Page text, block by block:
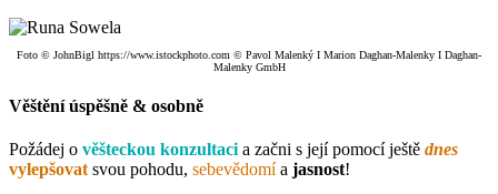
Foto © JohnBigl https://www.istockphoto.com © Pavol Malenký I Marion Daghan-Malenky I Daghan-
Malenky GmbH
Věštěníúspěšně & osobně
Požádej o věšteckou konzultaci a začni s její pomocí ještě dnes
vylepšovat svou pohodu, sebevědomía jasnost!